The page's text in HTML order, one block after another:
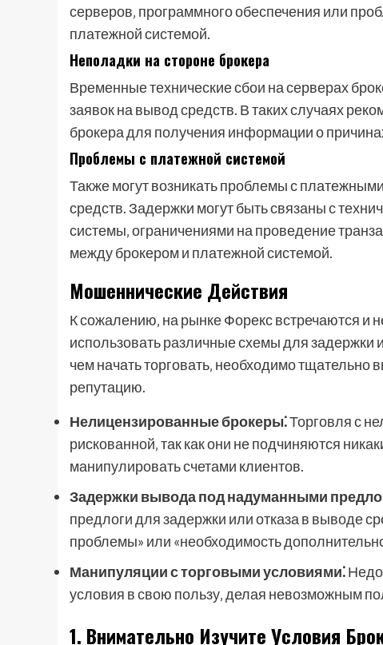
серверов‚ программного обеспечения или
платежной системой.
Неполадки на стороне брокера
Временные технические сбои на серверах
заявок на вывод средств. В таких случаях
брокера для получения информации о
Проблемы с платежной системой
Также могут возникать проблемы с
средств. Задержки могут быть связаны с
системы‚ ограничениями на проведение
между брокером и платежной системой.
Мошеннические Действия
К сожалению‚ на рынке Форекс встречаются и
использовать различные схемы для задержки
чем начать торговать‚ необходимо тщательно
репутацию.
Нелицензированные брокеры⁚Торговля с
рискованной‚ так как они не подчиняются
манипулировать счетами клиентов.
Задержки вывода под надуманными
предлоги для задержки или отказа в выводе
проблемы» или «необходимость
Манипуляции с торговыми условиями⁚
условия в свою пользу‚ делая невозможным
1. Внимательно Изучите Условия